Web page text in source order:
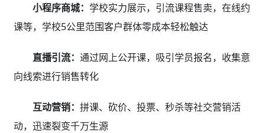
小程序商城： 学校实力展示，引流课程售卖，在线约
课等，学校5公里范围客户群体零成本轻松触达
直播引流： 通过网上公开课，吸引学员报名，收集意
向线索进行销售转化
互动营销： 拼课、砍价、投票、秒杀等社交营销活
动，迅速裂变千万生源